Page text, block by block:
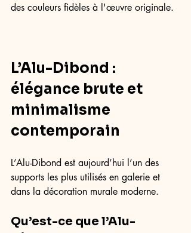
des couleurs fidèles à l'œuvre originale.
L’Alu-Dibond :
élégance brute et
minimalisme
contemporain
L’Alu-Dibond est aujourd’hui l’un des
supports les plus utilisés en galerie et
dans la décoration murale moderne.
Qu’est-ce que l’Alu-